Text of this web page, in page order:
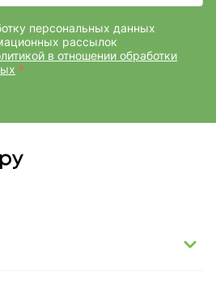
персональных данных
рассылок
в отношении обработки
*